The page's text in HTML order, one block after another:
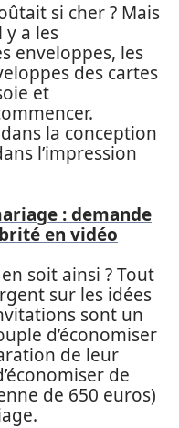
si cher ? Mais
y a les
enveloppes, les
des cartes
et
la conception
l’impression
: demande
en vidéo
soit ainsi ? Tout
sur les idées
sont un
d’économiser
de leur
de
de 650 euros)